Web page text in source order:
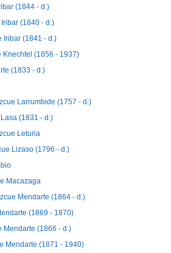
(1844 - d.)
(1840 - d.)
Iribar (1841 - d.)
Knechtel (1856 - 1937)
(1833 - d.)
Larrumbide (1757 - d.)
(1831 - d.)
Leturia
Lizaso (1796 - d.)
Macazaga
Mendarte (1864 - d.)
(1869 - 1870)
Mendarte (1866 - d.)
Mendarte (1871 - 1940)